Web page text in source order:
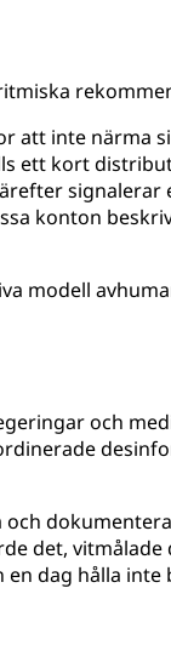
att inte närma
ett kort
signalerar
konton
modell
och
det,
dag hålla